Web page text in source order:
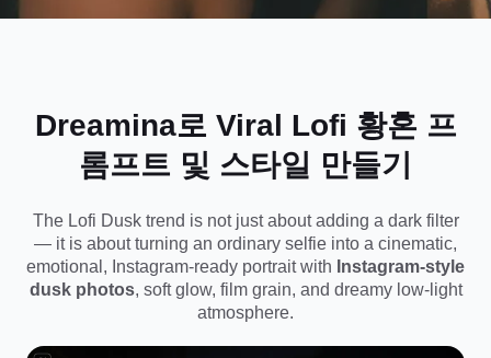
Styles에서 영감을 얻은 사진을 만들기 시작하십시
Dreamina로 Viral Lofi 황혼 프
롬프트 및 스타일 만들기
The Lofi Dusk trend is not just about adding a dark filter
— it is about turning an ordinary selfie into a cinematic,
emotional, Instagram-ready portrait with Instagram-style
dusk photos, soft glow, film grain, and dreamy low-light
atmosphere.